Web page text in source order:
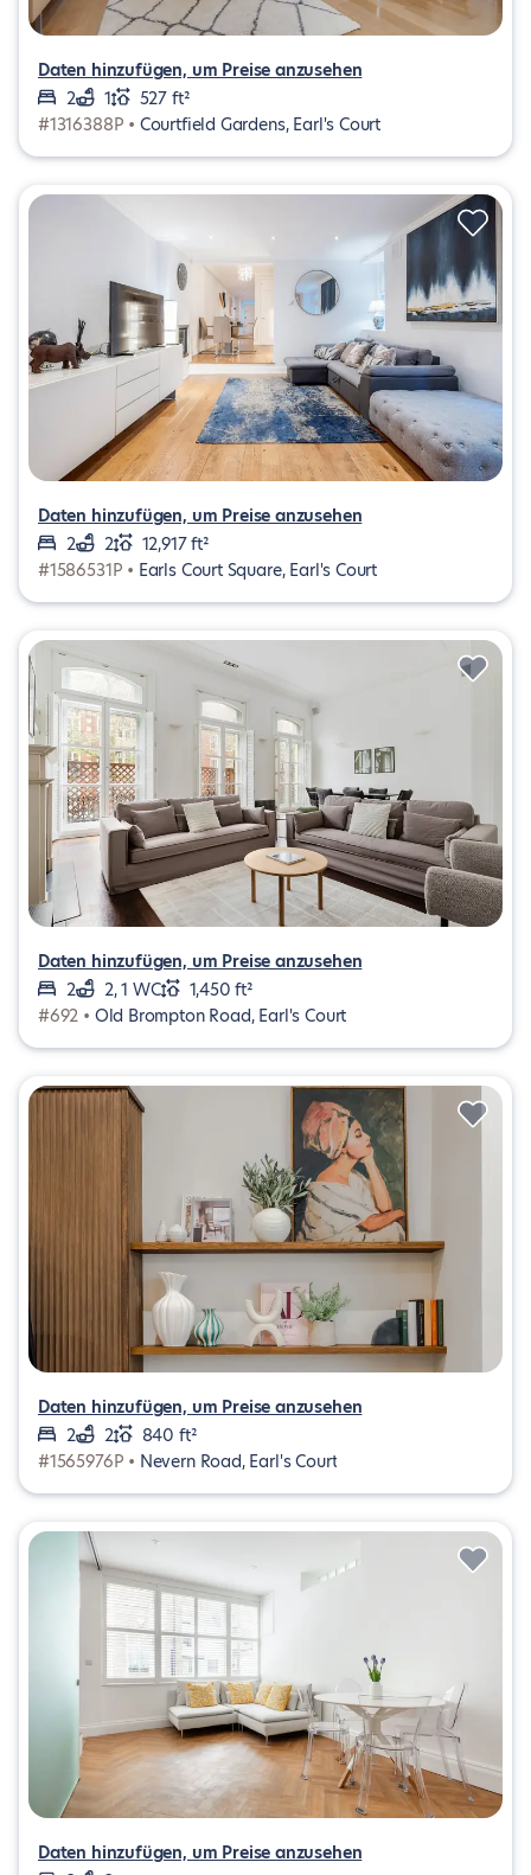
Daten hinzufügen, um Preise anzusehen
2
1
527 ft²
#1316388P • Courtfield Gardens, Earl's Court
Daten hinzufügen, um Preise anzusehen
2
2
12,917 ft²
#1586531P • Earls Court Square, Earl's Court
Daten hinzufügen, um Preise anzusehen
2
2, 1 WC
1,450 ft²
#692 • Old Brompton Road, Earl's Court
Daten hinzufügen, um Preise anzusehen
2
2
840 ft²
#1565976P • Nevern Road, Earl's Court
Daten hinzufügen, um Preise anzusehen